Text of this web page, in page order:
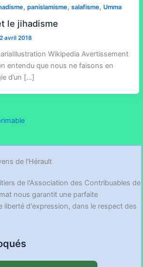
, panislamisme, salafisme, Umma
le jihadisme
avril 2018
Wikipedia Avertissement
entendu que nous ne faisons en
d’un […]
de l'Hérault
de l'Association des Contribuables de
nous garantit une parfaite
liberté d'expression, dans le respect des